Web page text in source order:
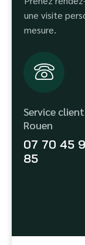
une visite
mesure.
Service client
Rouen
07 70 45
85